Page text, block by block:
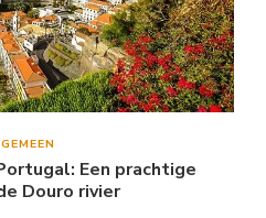
Een prachtige
Douro rivier